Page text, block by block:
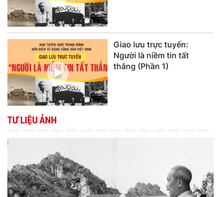
Giao lưu trực tuyến:
Người là niềm tin tất
thắng (Phần 1)
TƯ LIỆU ẢNH